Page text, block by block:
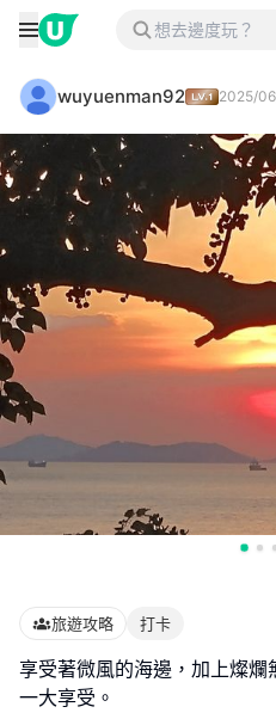
wuyuenman92 2025/
旅遊攻略 打卡
享受著微風的海邊，加上燦